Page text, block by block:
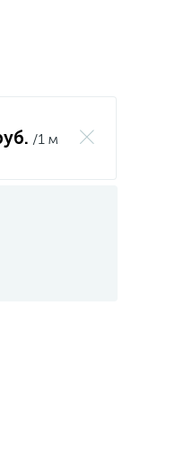
/1 м